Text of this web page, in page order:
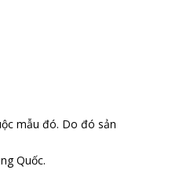
mẫu đó. Do đó sản
Quốc.